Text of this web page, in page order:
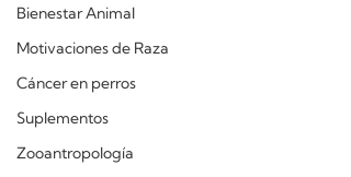
Bienestar Animal
Motivaciones de Raza
Cáncer en perros
Suplementos
Zooantropología